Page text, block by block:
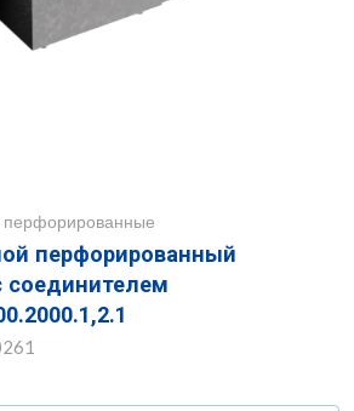
перфорированный
соединителем